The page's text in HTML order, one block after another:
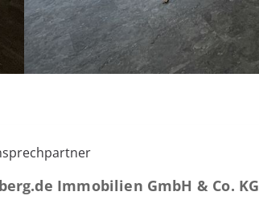
Immobilien GmbH & Co. KG